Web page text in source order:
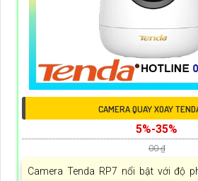
CAMERA QUAY XOAY
5%-35%
00 ₫
Camera Tenda RP7 nổi bật với độ